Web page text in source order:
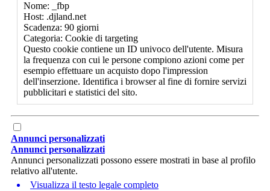
Nome: _fbp
Host: .djland.net
Scadenza: 90 giorni
Categoria: Cookie di targeting
Questo cookie contiene un ID univoco dell'utente. Misura
la frequenza con cui le persone compiono azioni come per
esempio effettuare un acquisto dopo l'impression
dell'inserzione. Identifica i browser al fine di fornire servizi
pubblicitari e statistici del sito.
Annunci personalizzati
Annunci personalizzati
Annunci personalizzati possono essere mostrati in base al profilo
relativo all'utente.
Visualizza il testo legale completo